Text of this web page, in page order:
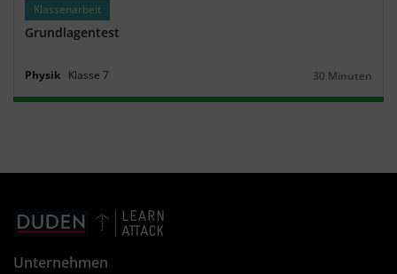
Klassenarbeit
Grundlagentest
Physik Klasse 7
Dauer:
30 Minuten
Unternehmen